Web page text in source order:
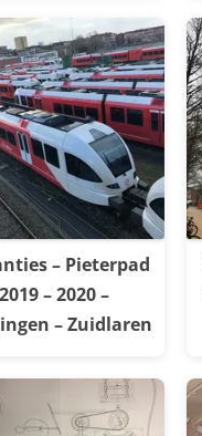
– Pieterpad
2019 – 2020 –
– Zuidlaren